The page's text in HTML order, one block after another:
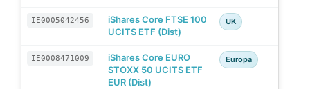
IE0005042456
iShares Core FTSE 100
UCITS ETF (Dist)
UK
IE0008471009
iShares Core EURO
STOXX 50 UCITS ETF
EUR (Dist)
Europa